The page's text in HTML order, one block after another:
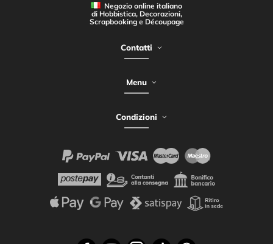
Negozio online italiano
di Hobbistica, Decorazioni,
Scrapbooking e Découpage
Contatti
Menu
Condizioni